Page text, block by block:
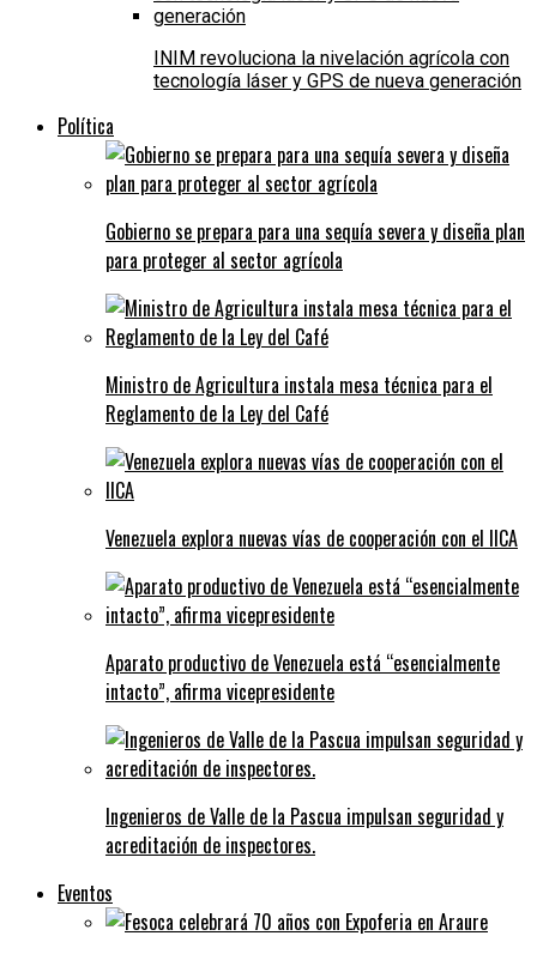
INIM revoluciona la nivelación agrícola con
tecnología láser y GPS de nueva generación
Política
Gobierno se prepara para una sequía severa y diseña plan
para proteger al sector agrícola
Ministro de Agricultura instala mesa técnica para el
Reglamento de la Ley del Café
Venezuela explora nuevas vías de cooperación con el IICA
Aparato productivo de Venezuela está “esencialmente
intacto”, afirma vicepresidente
Ingenieros de Valle de la Pascua impulsan seguridad y
acreditación de inspectores.
Eventos